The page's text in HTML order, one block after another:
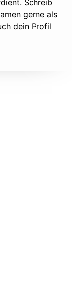
Schreib
gerne als
dein Profil